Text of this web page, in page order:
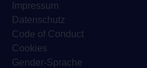
Impressum
Datenschutz
Code of Conduct
Cookies
Gender-Sprache